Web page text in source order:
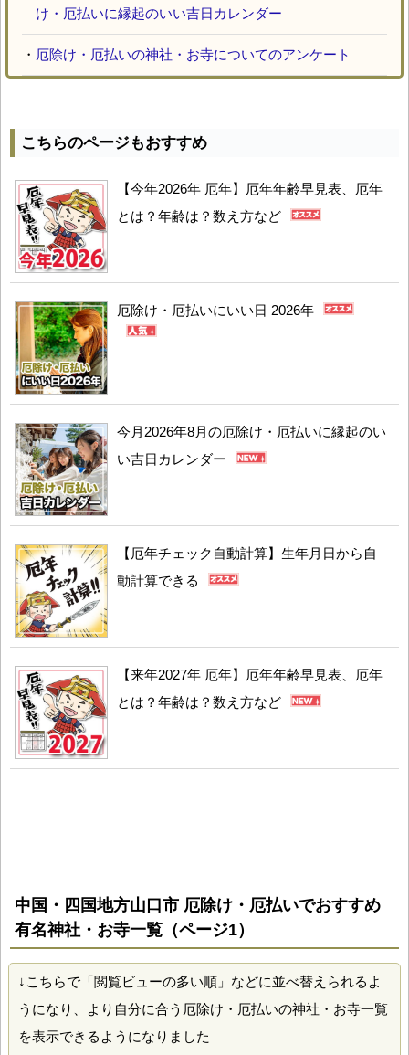
け・厄払いに縁起のいい吉日カレンダー
・ 厄除け・厄払いの神社・お寺についてのアンケート
こちらのページもおすすめ
【今年2026年 厄年】厄年年齢早見表、厄年
とは？年齢は？数え方など
厄除け・厄払いにいい日 2026年
今月2026年8月の厄除け・厄払いに縁起のい
い吉日カレンダー
【厄年チェック自動計算】生年月日から自
動計算できる
【来年2027年 厄年】厄年年齢早見表、厄年
とは？年齢は？数え方など
中国・四国地方山口市 厄除け・厄払いでおすすめ
有名神社・お寺一覧（ページ1）
↓こちらで「閲覧ビューの多い順」などに並べ替えられるよ
うになり、より自分に合う厄除け・厄払いの神社・お寺一覧
を表示できるようになりました